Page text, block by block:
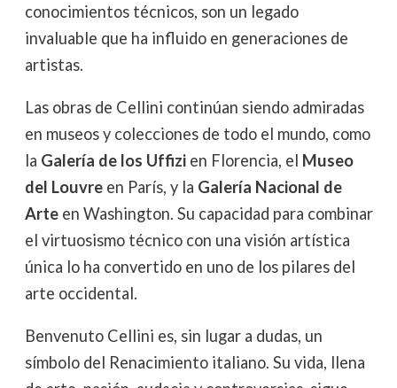
conocimientos técnicos, son un legado
invaluable que ha influido en generaciones de
artistas.
Las obras de Cellini continúan siendo admiradas
en museos y colecciones de todo el mundo, como
la Galería de los Uffizien Florencia, el Museo
del Louvreen París, y la Galería Nacional de
Arteen Washington. Su capacidad para combinar
el virtuosismo técnico con una visión artística
única lo ha convertido en uno de los pilares del
arte occidental.
Benvenuto Cellini es, sin lugar a dudas, un
símbolo del Renacimiento italiano. Su vida, llena